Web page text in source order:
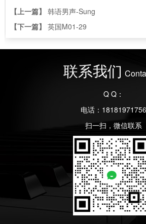
【上一篇】 韩语男声-Sung
【下一篇】 英国M01-29
联系我们
Q Q：
电话：18181971756
扫一扫，微信联系